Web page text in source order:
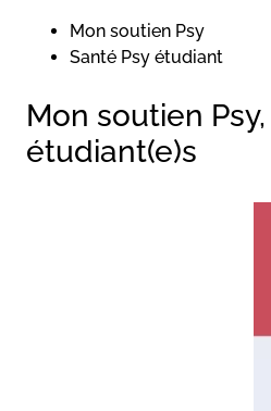
Mon soutien Psy
Santé Psy étudiant
Mon soutien
étudiant(e)s